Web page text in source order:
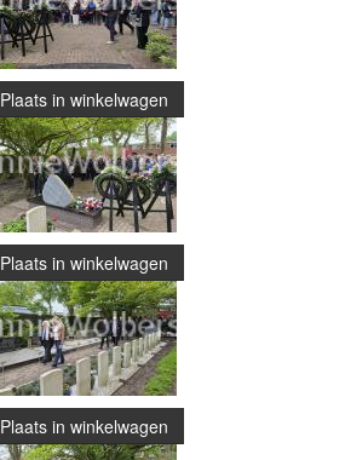
Plaats in winkelwagen
Plaats in winkelwagen
Plaats in winkelwagen